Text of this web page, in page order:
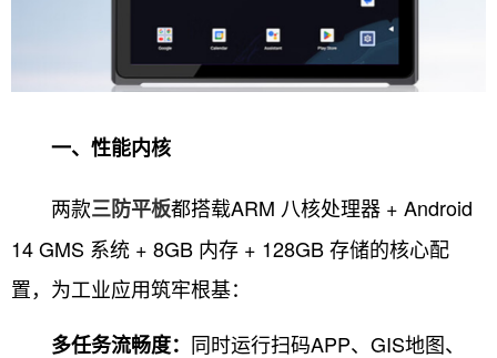
一、性能内核
两款三防平板都搭载ARM 八核处理器 + Android
14 GMS 系统 + 8GB 内存 + 128GB 存储的核心配
置，为工业应用筑牢根基：
多任务流畅度： 同时运行扫码APP、GIS地图、